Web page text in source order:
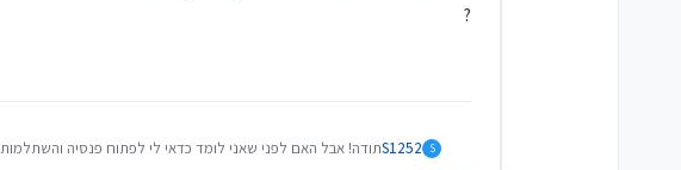
?
S
S1252תודה! אבל האם לפני שאני לומד כדאי לי לפתוח פנסיה והשתלמות